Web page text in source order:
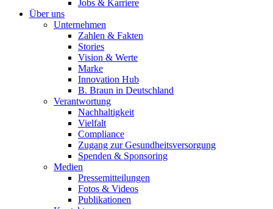
Jobs & Karriere
Über uns
Unternehmen
Zahlen & Fakten
Stories
Vision & Werte
Marke
Innovation Hub
B. Braun in Deutschland
Verantwortung
Nachhaltigkeit
Vielfalt
Compliance
Zugang zur Gesundheitsversorgung
Spenden & Sponsoring
Medien
Pressemitteilungen
Fotos & Videos
Publikationen